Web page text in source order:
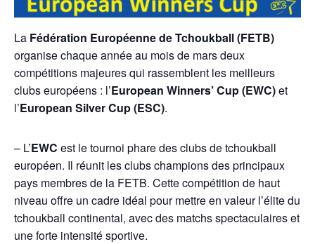
La Fédération Européenne de Tchoukball (FETB)
organise chaque année au mois de mars deux
compétitions majeures qui rassemblent les meilleurs
clubs européens : l’European Winners’ Cup (EWC)et
l’European Silver Cup (ESC).
– L’EWC est le tournoi phare des clubs de tchoukball
européen. Il réunit les clubs champions des principaux
pays membres de la FETB. Cette compétition de haut
niveau offre un cadre idéal pour mettre en valeur l’élite du
tchoukball continental, avec des matchs spectaculaires et
une forte intensité sportive.